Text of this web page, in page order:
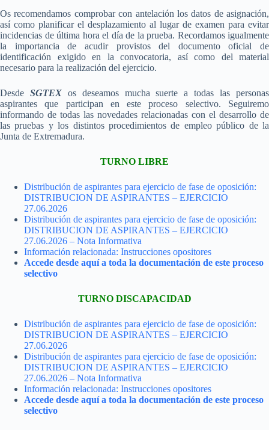
Os recomendamos comprobar con antelación los datos de asignación,
así como planificar el desplazamiento al lugar de examen para evitar
incidencias de última hora el día de la prueba. Recordamos igualmente
la importancia de acudir provistos del documento oficial de
identificación exigido en la convocatoria, así como del material
necesario para la realización del ejercicio.
Desde SGTEXos deseamos mucha suerte a todas las personas
aspirantes que participan en este proceso selectivo. Seguiremo
informando de todas las novedades relacionadas con el desarrollo de
las pruebas y los distintos procedimientos de empleo público de la
Junta de Extremadura.
TURNO LIBRE
Distribución de aspirantes para ejercicio de fase de oposición:
DISTRIBUCION DE ASPIRANTES – EJERCICIO
27.06.2026
Distribución de aspirantes para ejercicio de fase de oposición:
DISTRIBUCION DE ASPIRANTES – EJERCICIO
27.06.2026 – Nota Informativa
Información relacionada: Instrucciones opositores
Accede desde aquí a toda la documentación de este proceso
selectivo
TURNO DISCAPACIDAD
Distribución de aspirantes para ejercicio de fase de oposición:
DISTRIBUCION DE ASPIRANTES – EJERCICIO
27.06.2026
Distribución de aspirantes para ejercicio de fase de oposición:
DISTRIBUCION DE ASPIRANTES – EJERCICIO
27.06.2026 – Nota Informativa
Información relacionada: Instrucciones opositores
Accede desde aquí a toda la documentación de este proceso
selectivo